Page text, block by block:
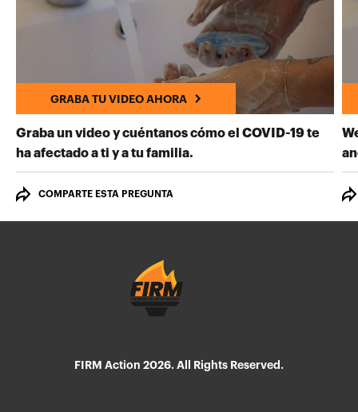
GRABA TU VIDEO AHORA
Graba un video y cuéntanos cómo el COVID-19 te
ha afectado a ti y a tu familia. GRABA TU VIDEO AHORA
COMPARTE ESTA PREGUNTA
FIRM Action 2026. All Rights Reserved.